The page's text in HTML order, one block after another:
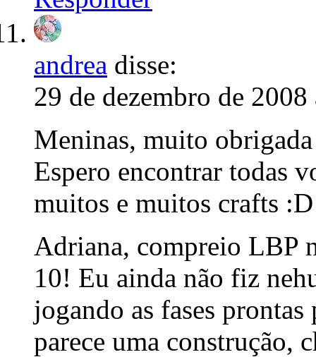
andrea disse:
29 de dezembro de 2008
Meninas, muito
Espero encontrar todas
muitos e muitos crafts :D
Adriana, compreio LBP
10! Eu ainda não fiz
jogando as fases
parece uma construção,